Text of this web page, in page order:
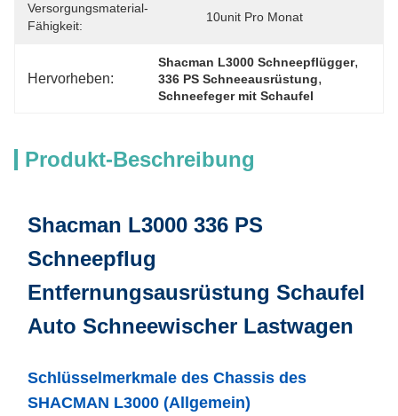
Versorgungsmaterial-
Fähigkeit:
10unit Pro Monat
Hervorheben:
Shacman L3000 Schneepflügger,
336 PS Schneeausrüstung,
Schneefeger mit Schaufel
Produkt-Beschreibung
Shacman L3000 336 PS
Schneepflug
Entfernungsausrüstung Schaufel
Auto Schneewischer Lastwagen
Schlüsselmerkmale des Chassis des
SHACMAN L3000 (Allgemein)